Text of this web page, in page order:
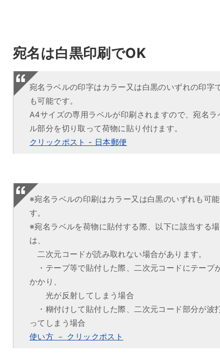
宛名は白黒印刷でOK
宛名ラベルの印字はカラー又は白黒のいずれの印字
も可能です。
A4サイズの専用ラベルが印刷されますので、宛名ラ
ル部分を切り取って荷物に貼り付けます。
クリックポスト - 日本郵便
※宛名ラベルの印刷はカラー又は白黒のいずれも可
す。
※宛名ラベルを荷物に貼付する際、以下に該当する
は、
二次元コードが読み取れない場合があります。
・テープ等で貼付した際、二次元コードにテープ
かかり、
光が反射してしまう場合
・糊付けして貼付した際、二次元コード部分が波
ってしまう場合
使い方 － クリックポスト